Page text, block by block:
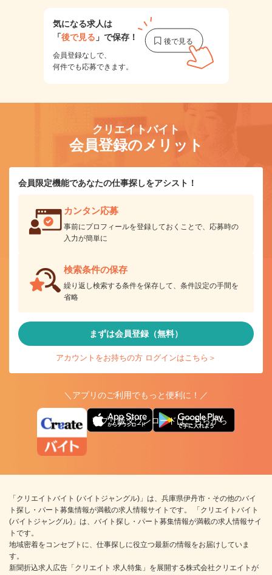
気になる求人は
「後で見る 」で保存！
会員登録なしで、
何件でも応募できます。
クリエイトバイト
会員登録のメリット
会員限定機能であなたの仕事探しをアシスト！
カンタン応募
事前にプロフィールを登録しておくことで、応募時の
入力が簡単に
検索条件の保存
繰り返し検索する条件を保存して、条件設定の手間を
省略
まずは会員登録（無料）
アカウントをお持ちの方 ログインはこちら＞
＼アプリのご利用でもっと便利に！／
アプリ版ダウンロードはこちらから
「クリエイトバイト (バイトジャングル)」は、兵庫県伊丹市・その他のバイ
ト探し・パート募集情報が満載の求人情報サイトです。 「クリエイトバイト
(バイトジャングル)」は、バイト探し・パート募集情報が満載の求人情報サイ
トです。
地域密着をコンセプトに、仕事探しに役立つ最新の情報をお届けしていま
す。
新聞折込求人広告「クリエイト 求人特集」を展開する株式会社クリエイトが